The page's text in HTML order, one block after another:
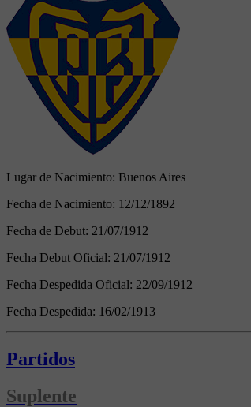
Lugar de Nacimiento: Buenos Aires
Fecha de Nacimiento: 12/12/1892
Fecha de Debut: 21/07/1912
Fecha Debut Oficial: 21/07/1912
Fecha Despedida Oficial: 22/09/1912
Fecha Despedida: 16/02/1913
Partidos
Suplente